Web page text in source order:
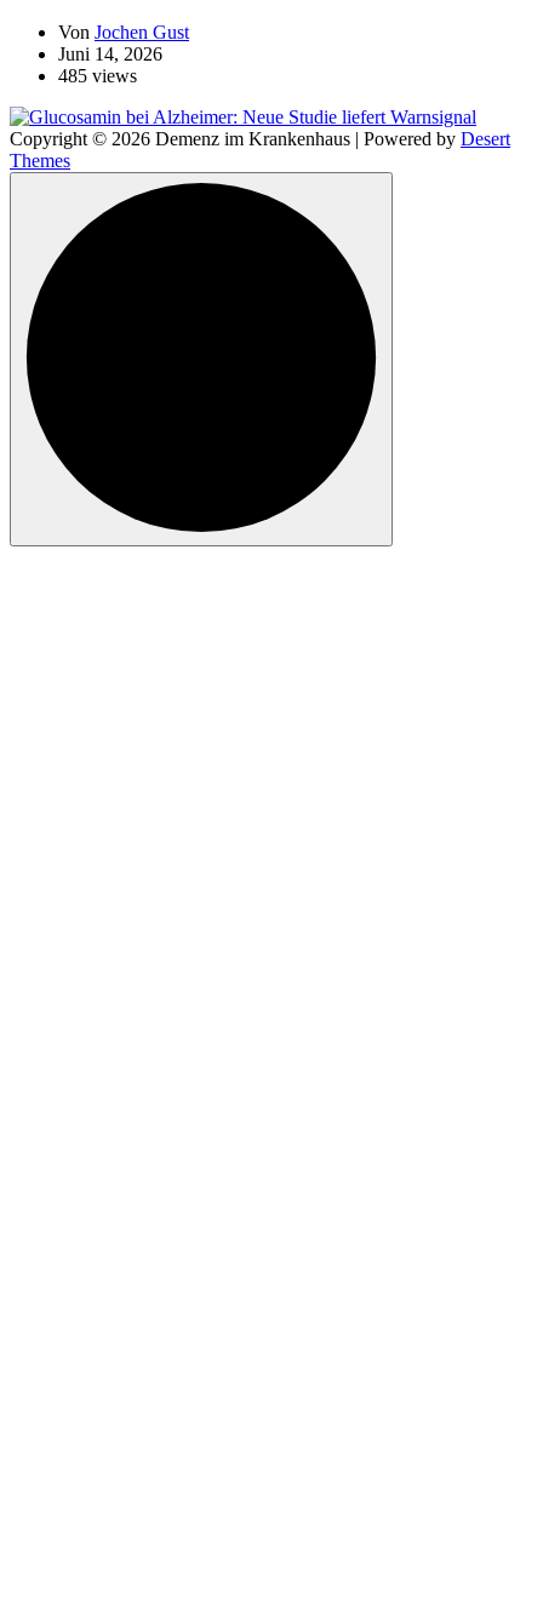
Von Jochen Gust
Juni 14, 2026
485 views
Copyright © 2026 Demenz im Krankenhaus | Powered by Desert
Themes